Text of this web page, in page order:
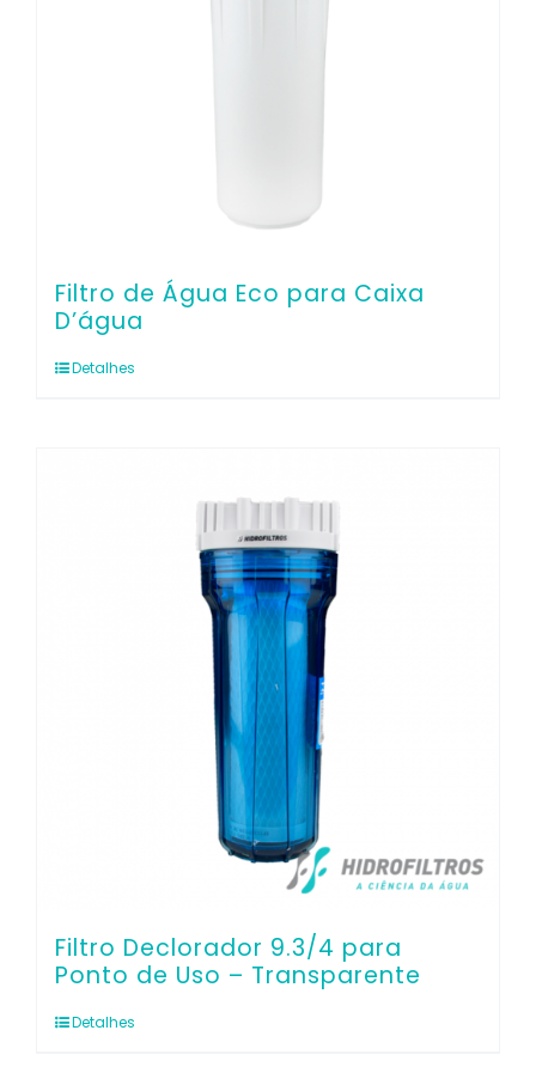
Filtro de Água Eco para Caixa
D’água
Detalhes
Filtro Declorador 9.3/4 para
Ponto de Uso – Transparente
Detalhes